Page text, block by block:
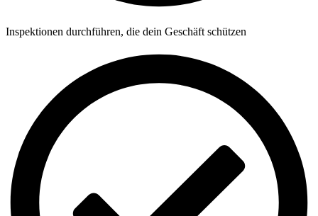
Inspektionen durchführen, die dein Geschäft schützen